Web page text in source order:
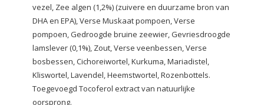
vezel, Zee algen (1,2%) (zuivere en duurzame bron van
DHA en EPA), Verse Muskaat pompoen, Verse
pompoen, Gedroogde bruine zeewier, Gevriesdroogde
lamslever (0,1%), Zout, Verse veenbessen, Verse
bosbessen, Cichoreiwortel, Kurkuma, Mariadistel,
Kliswortel, Lavendel, Heemstwortel, Rozenbottels.
Toegevoegd Tocoferol extract van natuurlijke
oorsprong.